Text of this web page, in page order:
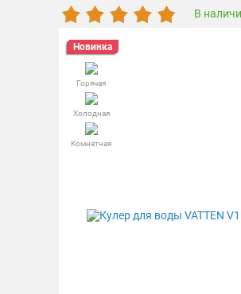
В
Новинка
Горячая
Холодная
Комнатная